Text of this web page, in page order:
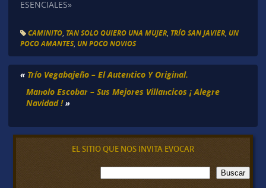
ESENCIALES»
CAMINITO, TAN SOLO QUIERO UNA MUJER, TRÍO SAN JAVIER, UN
POCO AMANTES, UN POCO NOVIOS
« Trío Vegabajeño – El Autentico Y Original.
Manolo Escobar – Sus Mejores Villancicos ¡ Alegre
Navidad !»
EL SITIO QUE NOS INVITA EVOCAR
B
u
Buscar